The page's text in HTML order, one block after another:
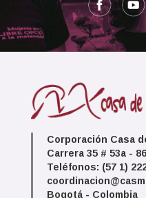
Corporación Casa
Carrera 35 # 53a - 86
Teléfonos: (57 1)
Bogotá - Colombia